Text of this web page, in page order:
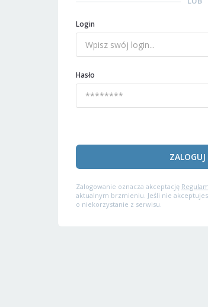
Login
Hasło
ZALOGUJ
Zalogowanie oznacza akceptację
aktualnym brzmieniu. Jeśli nie
o niekorzystanie z serwisu.